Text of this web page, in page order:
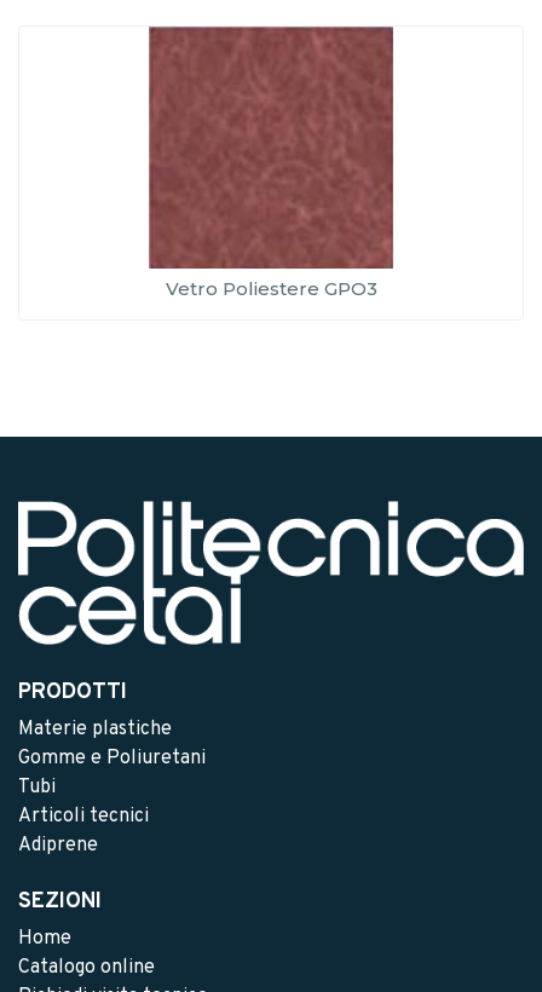
Vetro Poliestere GPO3
PRODOTTI
Materie plastiche
Gomme e Poliuretani
Tubi
Articoli tecnici
Adiprene
SEZIONI
Home
Catalogo online